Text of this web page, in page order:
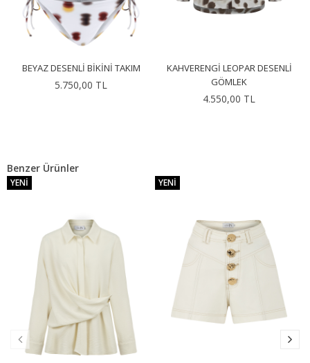
BEYAZ DESENLI BIKINI TAKIM
5.750,00 TL
KAHVERENGI LEOPAR DESENLI
GÖMLEK
4.550,00 TL
Benzer Ürünler
YENI YENI